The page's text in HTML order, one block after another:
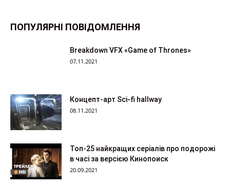
ПОПУЛЯРНІ ПОВІДОМЛЕННЯ
Breakdown VFX «Game of Thrones»
07.11.2021
Концепт-арт Sci-fi hallway
08.11.2021
Топ-25 найкращих серіалів про подорожі
в часі за версією Кинопоиск
20.09.2021